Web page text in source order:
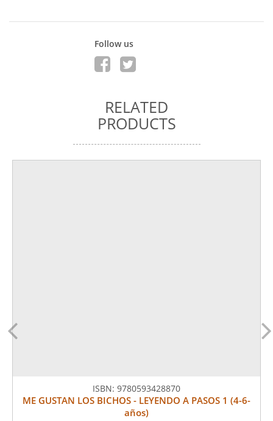
Follow us
RELATED
PRODUCTS
ISBN: 9780593428870
ME GUSTAN LOS BICHOS - LEYENDO A PASOS 1 (4-6-
años)